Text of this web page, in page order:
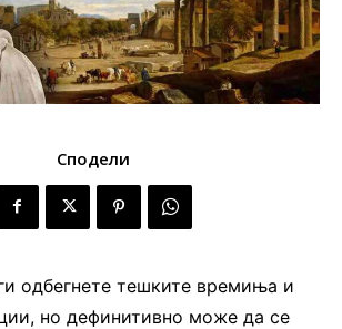
Сподели
одбегнете тешките времиња и
но дефинитивно може да се